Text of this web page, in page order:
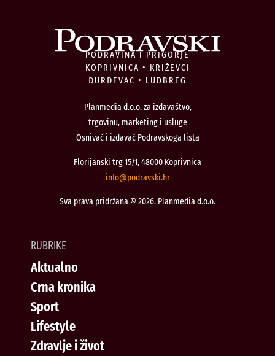
PODRAVINA I PRIGORJE
KOPRIVNICA • KRIŽEVCI
ĐURĐEVAC • LUDBREG
Planmedia d.o.o. za izdavaštvo,
trgovinu, marketing i usluge
Osnivač i izdavač Podravskoga lista
Florijanski trg 15/1, 48000 Koprivnica
rh.iksvardop
@ofni
Sva prava pridržana © 2026. Planmedia d.o.o.
RUBRIKE
Aktualno
Crna kronika
Sport
Lifestyle
Zdravlje i život